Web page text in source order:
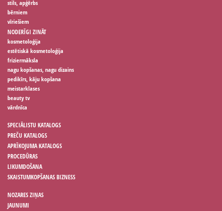
stils, apģērbs
bērniem
vīriešiem
NODERĪGI ZINĀT
kosmetoloģija
estētiskā kosmetoloģija
friziermāksla
nagu kopšanas, nagu dizains
pedikīrs, kāju kopšana
meistarklases
beauty tv
vārdnīca
SPECIĀLISTU KATALOGS
PREČU KATALOGS
APRĪKOJUMA KATALOGS
PROCEDŪRAS
LIKUMDOŠANA
SKAISTUMKOPŠANAS BIZNESS
NOZARES ZIŅAS
JAUNUMI